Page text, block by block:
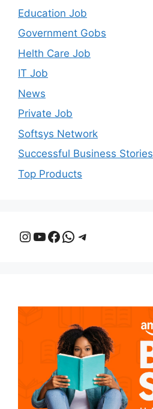
Education Job
Government Gobs
Helth Care Job
IT Job
News
Private Job
Softsys Network
Successful Business Stories
Top Products
Instagram
YouTube
Facebook
WhatsApp
Telegram